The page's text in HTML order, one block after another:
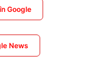
Google
News